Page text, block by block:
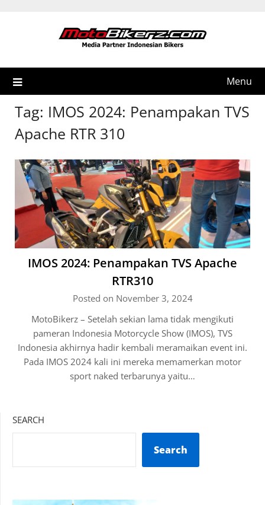
Menu
Tag: IMOS 2024: Penampakan TVS
Apache RTR 310
IMOS 2024: Penampakan TVS Apache
RTR310
Posted on November 3, 2024
MotoBikerz – Setelah sekian lama tidak mengikuti
pameran Indonesia Motorcycle Show (IMOS), TVS
Indonesia akhirnya hadir kembali meramaikan event ini.
Pada IMOS 2024 kali ini mereka memamerkan motor
sport naked terbarunya yaitu…
SEARCH
Search